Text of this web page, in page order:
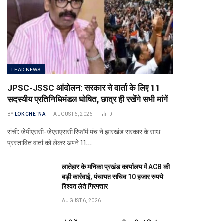
LEAD NEWS
JPSC-JSSC आंदोलन: सरकार से वार्ता के लिए 11
सदस्यीय प्रतिनिधिमंडल घोषित, छात्र ही रखेंगे सभी मांगें
BY LOK CHETNA AUGUST 6, 2026 0
रांची: जेपीएससी-जेएसएससी रिफॉर्म मंच ने झारखंड सरकार के साथ
प्रस्तावित वार्ता को लेकर अपने 11…
लातेहार के मनिका प्रखंड कार्यालय में ACB की
बड़ी कार्रवाई, पंचायत सचिव 10 हजार रुपये
रिश्वत लेते गिरफ्तार
AUGUST 6, 2026